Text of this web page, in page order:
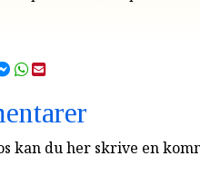
kan du her skrive en